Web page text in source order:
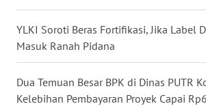
YLKI Soroti Beras Fortifikasi, Jika Label
Masuk Ranah Pidana
Dua Temuan Besar BPK di Dinas PUTR
Kelebihan Pembayaran Proyek Capai
NUSANTARA
JOGJA